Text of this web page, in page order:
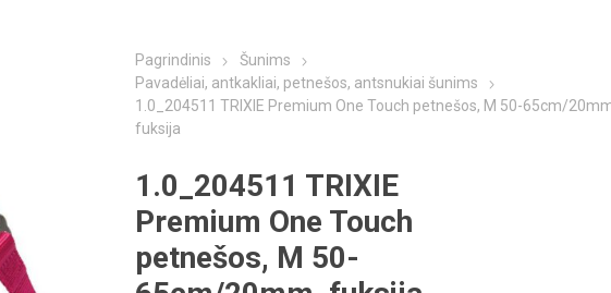
Pagrindinis
Šunims
Pavadėliai, antkakliai, petnešos, antsnukiai šunims
1.0_204511 TRIXIE Premium One Touch petnešos, M 50-65cm/
fuksija
1.0_204511 TRIXIE
Premium One Touch
petnešos, M 50-